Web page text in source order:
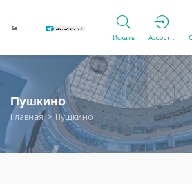
Искать Account
Пушкино
Главная Пушкино